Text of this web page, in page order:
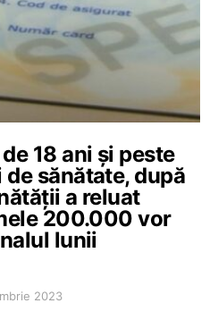
18 ani și peste
sănătate, după
a reluat
200.000 vor
lunii
2023